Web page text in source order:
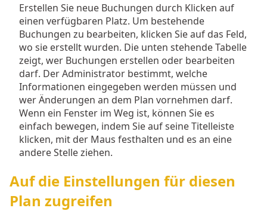
Erstellen Sie neue Buchungen durch Klicken auf
einen verfügbaren Platz. Um bestehende
Buchungen zu bearbeiten, klicken Sie auf das Feld,
wo sie erstellt wurden. Die unten stehende Tabelle
zeigt, wer Buchungen erstellen oder bearbeiten
darf. Der Administrator bestimmt, welche
Informationen eingegeben werden müssen und
wer Änderungen an dem Plan vornehmen darf.
Wenn ein Fenster im Weg ist, können Sie es
einfach bewegen, indem Sie auf seine Titelleiste
klicken, mit der Maus festhalten und es an eine
andere Stelle ziehen.
Auf die Einstellungen für diesen
Plan zugreifen